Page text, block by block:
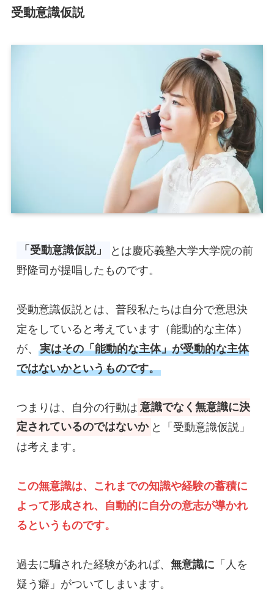
受動意識仮説
「受動意識仮説」
とは慶応義塾大学大学院の前
野隆司が提唱したものです。
受動意識仮説とは、普段私たちは自分で意思決
定をしていると考えています（能動的な主体）
が、 実はその「能動的な主体」が受動的な主体
ではないかというものです。
つまりは、自分の行動は 意識でなく無意識に決
定されているのではないか と「受動意識仮説」
は考えます。
この無意識は、これまでの知識や経験の蓄積に
よって形成され、自動的に自分の意志が導かれ
るというものです。
過去に騙された経験があれば、 無意識に 「人を
疑う癖」がついてしまいます。